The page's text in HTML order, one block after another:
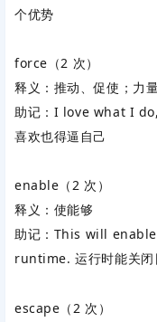
个优势
force （2 次）
释义：推动、促使；力
助记： I love what I
喜欢也得逼自己
enable （2 次）
释义：使能够
助记： This will
runtime. 运行时能关闭
escape （2 次）